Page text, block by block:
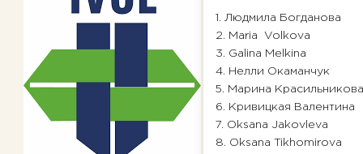
1. Людмила Богданова
2. Maria Volkova
3. Galina Melkina
4. Нелли Окаманчук
5. Марина
6. Кривицкая Валентина
7. Oksana Jakovleva
8. Oksana Tikhomirova